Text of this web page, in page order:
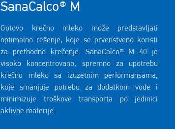
SanaCalco® M
Gotovo krečno mleko može predstavljati
optimalno rešenje, koje se prvenstveno koristi
za prethodno krečenje. SanaCalco® M 40 je
visoko koncentrovano, spremno za upotrebu
krečno mleko sa izuzetnim performansama,
koje smanjuje potrebu za dodatkom vode i
minimizuje troškove transporta po jedinici
aktivne materije.